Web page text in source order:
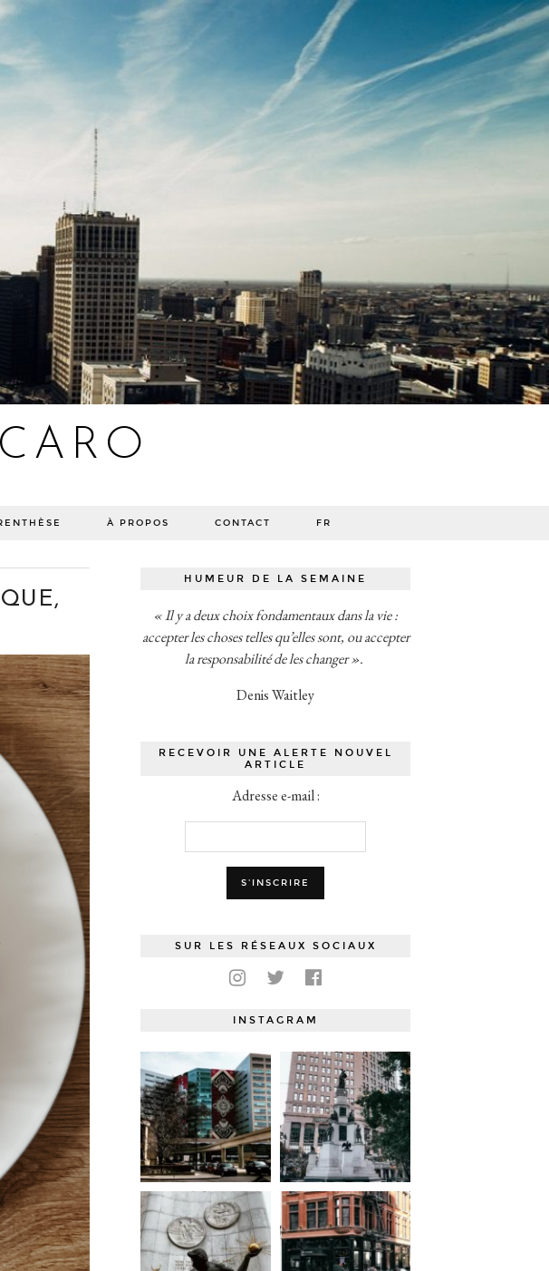
À PROPOS CONTACT FR
HUMEUR DE LA SEMAINE
« Il y a deux choix fondamentaux dans la vie :
accepter les choses telles qu’elles sont, ou accepter
la responsabilité de les changer ».
Denis Waitley
RECEVOIR UNE ALERTE NOUVEL
ARTICLE
Adresse e-mail :
SUR LES RÉSEAUX SOCIAUX
INSTAGRAM